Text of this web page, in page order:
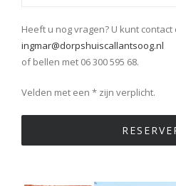
Heeft u nog vragen? U kunt
ingmar@dorpshuiscallantsoog.nl
of bellen met 06 300 595 68.
Velden met een * zijn verplicht.